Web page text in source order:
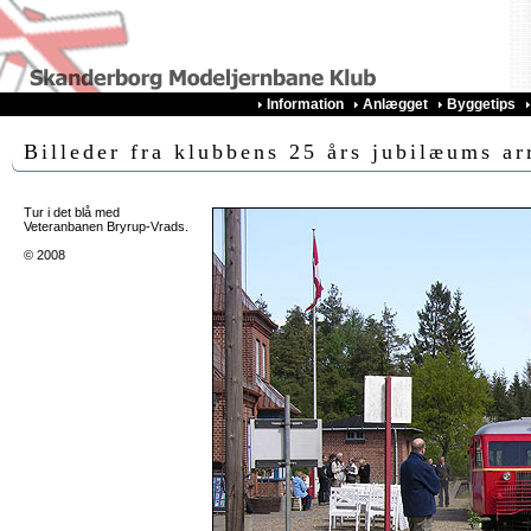
Information Anlægget Byggetips
Billeder fra klubbens 25 års jubilæums
Tur i det blå med
Veteranbanen Bryrup-Vrads.
© 2008